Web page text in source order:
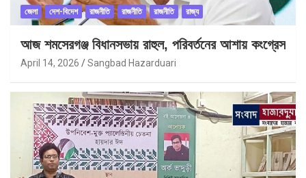
জেলা দেশ-বিদেশ রাজনীতি রাজনীতি রাজনীতি রাজ্য
আজ শমসেরগঞ্জ বিধানসভায় রাহুল, পরিবর্তনের আশায় কংগ্রেস
April 14, 2026 Sangbad Hazarduari